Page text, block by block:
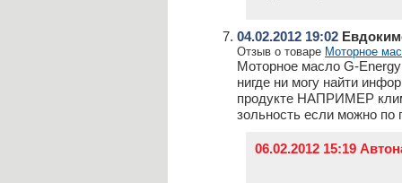
04.02.2012 19:02
Отзыв о товаре Моторное
Моторное масло G-
нигде ни могу найти
продукте НАПРИМЕР клим
зольность если можно по
06.02.2012 15:19